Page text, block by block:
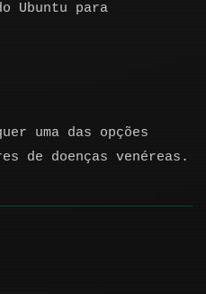
Ubuntu para
uma das opções
de doenças venéreas.